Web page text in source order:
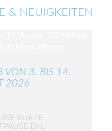
& NEUIGKEITEN
VON 3. BIS 14.
2026
KURZE
EIN.